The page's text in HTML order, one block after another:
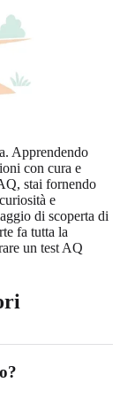
Apprendendo
con cura e
stai fornendo
e
di scoperta di
fa tutta la
un test AQ